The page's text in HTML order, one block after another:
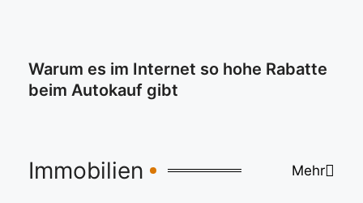
Warum es im Internet so hohe Rabatte
beim Autokauf gibt
Immobilien Mehr